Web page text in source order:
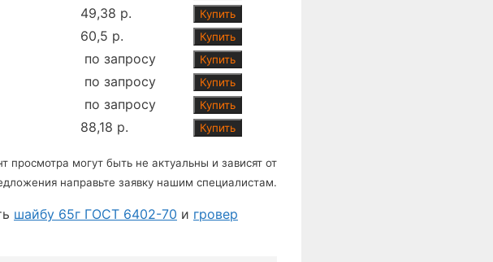
49,38 р. Купить
60,5 р. Купить
по запросу Купить
по запросу Купить
по запросу Купить
88,18 р. Купить
могут быть не актуальны и зависят от
направьте заявку нашим специалистам.
шайбу 65г ГОСТ 6402-70 и гровер